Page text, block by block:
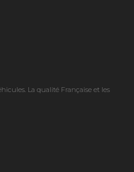
La qualité Française et les